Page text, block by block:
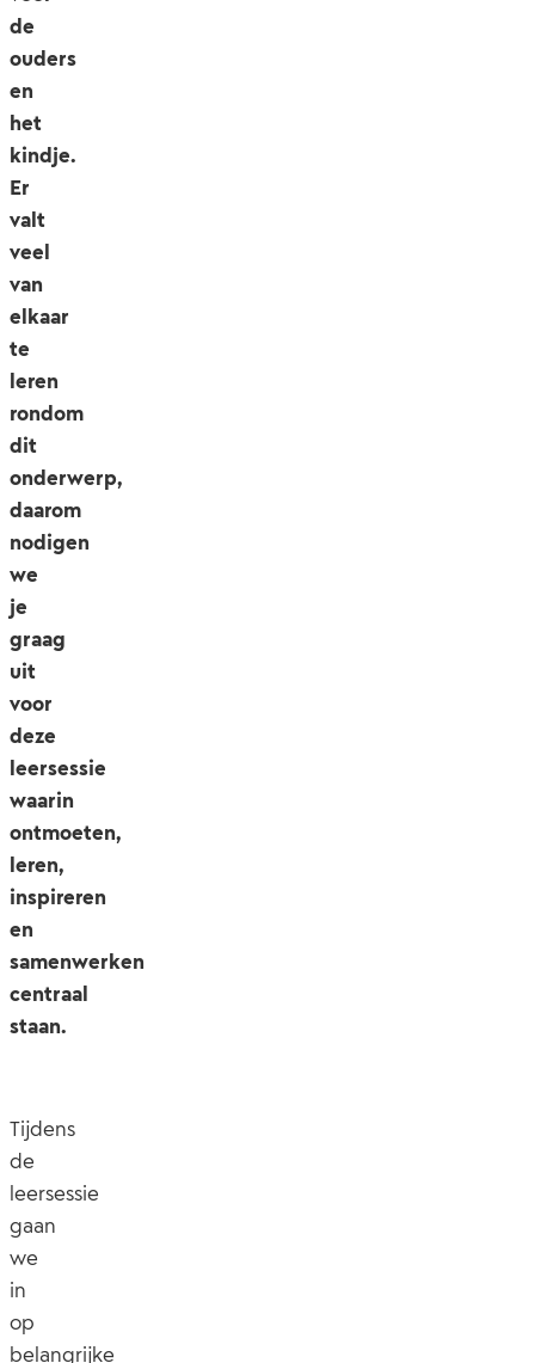
de
ouders
en
het
kindje.
Er
valt
veel
van
elkaar
te
leren
rondom
dit
onderwerp,
daarom
nodigen
we
je
graag
uit
voor
deze
leersessie
waarin
ontmoeten,
leren,
inspireren
en
samenwerken
centraal
staan.
Tijdens
de
leersessie
gaan
we
in
op
belangrijke